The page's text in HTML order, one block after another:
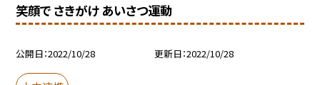
笑顔で さきがけ あいさつ運動
公開日 2022/10/28 更新日 2022/10/28